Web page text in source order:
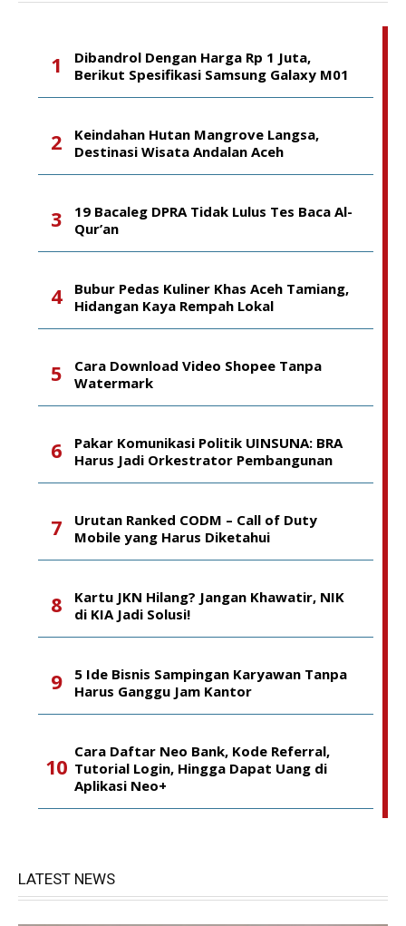
Dibandrol Dengan Harga Rp 1 Juta,
Berikut Spesifikasi Samsung Galaxy M01
Keindahan Hutan Mangrove Langsa,
Destinasi Wisata Andalan Aceh
19 Bacaleg DPRA Tidak Lulus Tes Baca Al-
Qur’an
Bubur Pedas Kuliner Khas Aceh Tamiang,
Hidangan Kaya Rempah Lokal
Cara Download Video Shopee Tanpa
Watermark
Pakar Komunikasi Politik UINSUNA: BRA
Harus Jadi Orkestrator Pembangunan
Urutan Ranked CODM – Call of Duty
Mobile yang Harus Diketahui
Kartu JKN Hilang? Jangan Khawatir, NIK
di KIA Jadi Solusi!
5 Ide Bisnis Sampingan Karyawan Tanpa
Harus Ganggu Jam Kantor
Cara Daftar Neo Bank, Kode Referral,
Tutorial Login, Hingga Dapat Uang di
Aplikasi Neo+
LATEST NEWS